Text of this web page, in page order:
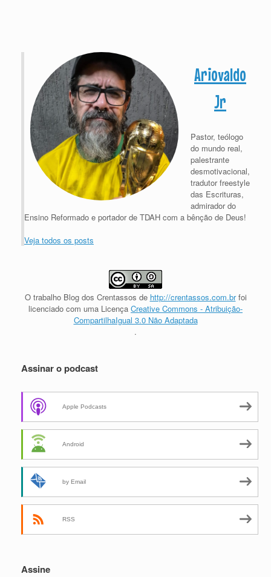
Ariovaldo
Jr
Pastor, teólogo
do mundo real,
palestrante
desmotivacional,
tradutor freestyle
das Escrituras,
admirador do
Ensino Reformado e portador de TDAH com a bênção de Deus!
Veja todos os posts
O trabalho Blog dos Crentassos de http://crentassos.com.brfoi
licenciado com uma Licença Creative Commons - Atribuição-
CompartilhaIgual 3.0 Não Adaptada
.
Assinar o podcast
Apple Podcasts
Android
by Email
RSS
Assine